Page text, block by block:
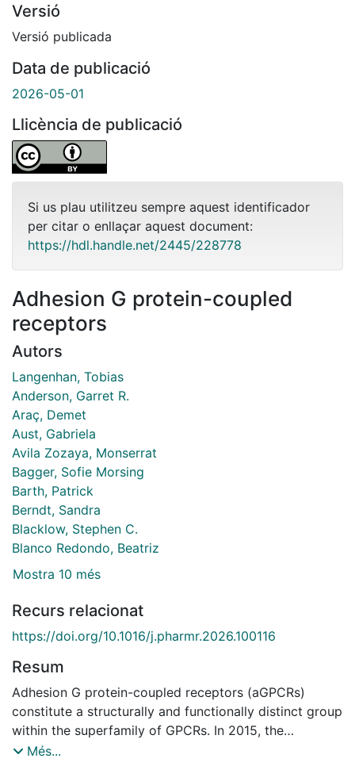
Versió
Versió publicada
Data de publicació
2026-05-01
Llicència de publicació
Si us plau utilitzeu sempre aquest identificador
per citar o enllaçar aquest document:
https://hdl.handle.net/2445/228778
Adhesion G protein-coupled
receptors
Autors
Langenhan, Tobias
Anderson, Garret R.
Araç, Demet
Aust, Gabriela
Avila Zozaya, Monserrat
Bagger, Sofie Morsing
Barth, Patrick
Berndt, Sandra
Blacklow, Stephen C.
Blanco Redondo, Beatriz
Mostra 10 més
Recurs relacionat
https://doi.org/10.1016/j.pharmr.2026.100116
Resum
Adhesion G protein-coupled receptors (aGPCRs)
constitute a structurally and functionally distinct group
within the superfamily of GPCRs. In 2015, the
International Union of Pharmacology invited the
Més...